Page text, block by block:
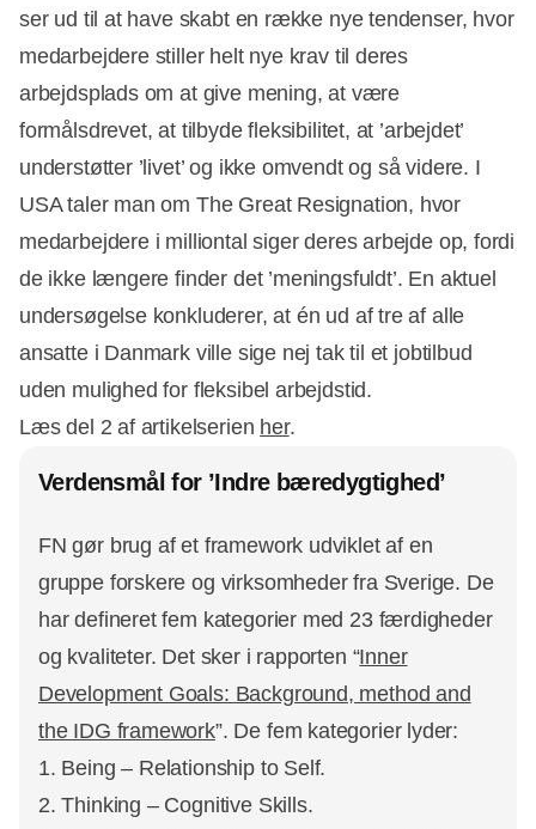
ser ud til at have skabt en række nye tendenser, hvor
medarbejdere stiller helt nye krav til deres
arbejdsplads om at give mening, at være
formålsdrevet, at tilbyde fleksibilitet, at ’arbejdet’
understøtter ’livet’ og ikke omvendt og så videre. I
USA taler man om The Great Resignation, hvor
medarbejdere i milliontal siger deres arbejde op, fordi
de ikke længere finder det ’meningsfuldt’. En aktuel
undersøgelse konkluderer, at én ud af tre af alle
ansatte i Danmark ville sige nej tak til et jobtilbud
uden mulighed for fleksibel arbejdstid.
Læs del 2 af artikelserien her.
Verdensmål for ’Indre bæredygtighed’
FN gør brug af et framework udviklet af en
gruppe forskere og virksomheder fra Sverige. De
har defineret fem kategorier med 23 færdigheder
og kvaliteter. Det sker i rapporten “Inner
Development Goals: Background, method and
the IDG framework”. De fem kategorier lyder:
1. Being – Relationship to Self.
2. Thinking – Cognitive Skills.